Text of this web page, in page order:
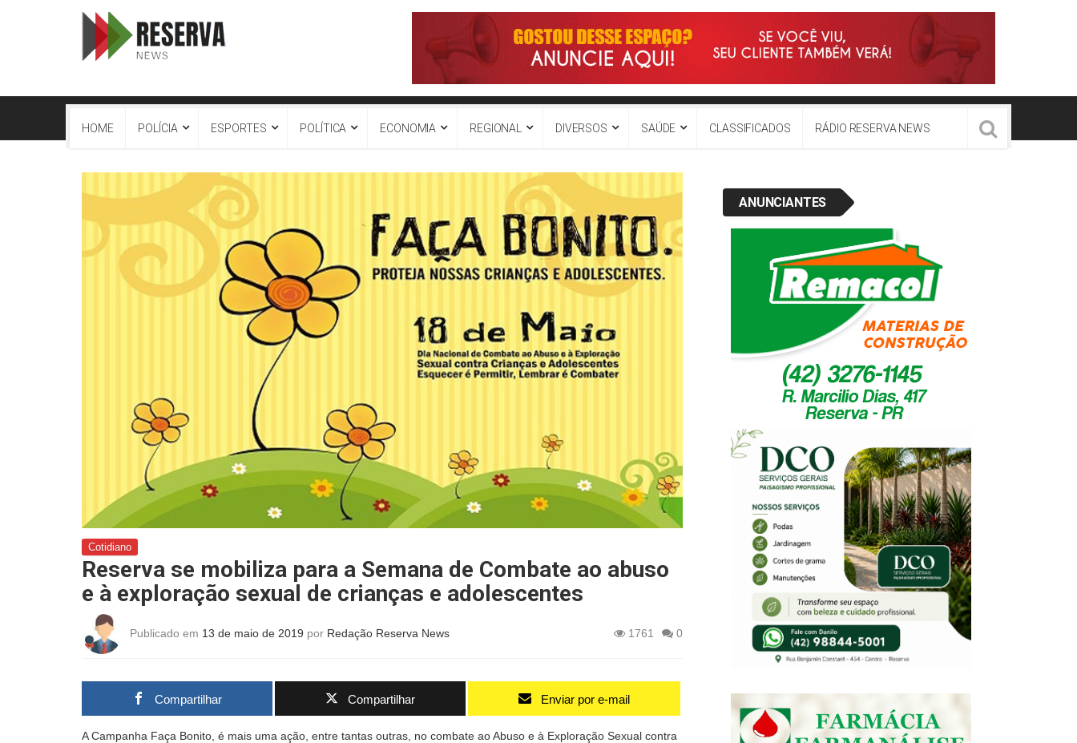
HOME POLÍCIA ESPORTES POLÍTICA ECONOMIA REGIONAL DIVERSOS SAÚDE CLASSIFICADOS RÁDIO RESERVA NEWS
Cotidiano
Reserva se mobiliza para a Semana de Combate ao abuso
e à exploração sexual de crianças e adolescentes
Publicado em 13 de maio de 2019 por Redação Reserva News 1761 0
Compartilhar Compartilhar Enviar por e-mail
A Campanha Faça Bonito, é mais uma ação, entre tantas outras, no combate ao Abuso e à Exploração Sexual contra
ANUNCIANTES